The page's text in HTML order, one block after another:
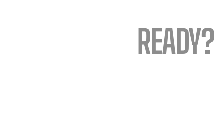
READY?